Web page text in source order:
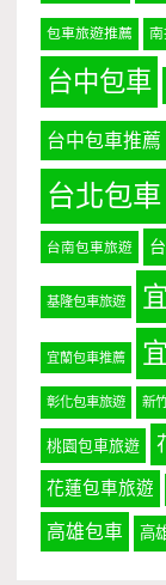
包車旅遊推薦
台中包車
台中包車推薦
台北包車
台南包車旅遊
基隆包車旅遊
宜蘭包車推薦
彰化包車旅遊 新
桃園包車旅遊
花蓮包車旅遊
高雄包車 高